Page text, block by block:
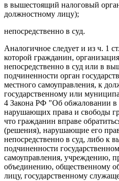
в вышестоящий налоговый
должностному лицу);
непосредственно в суд.
Аналогичное следует и из ч. 1
которой гражданин,
непосредственно в суд или в
подчиненности орган
местного самоуправления, к
государственному или
4 Закона РФ "Об обжаловании в
нарушающих права и свободы
что гражданин вправе
(решения), нарушающие его
непосредственно в суд, либо к
подчиненности
самоуправления, учреждению,
объединению, общественному
лицу, государственному